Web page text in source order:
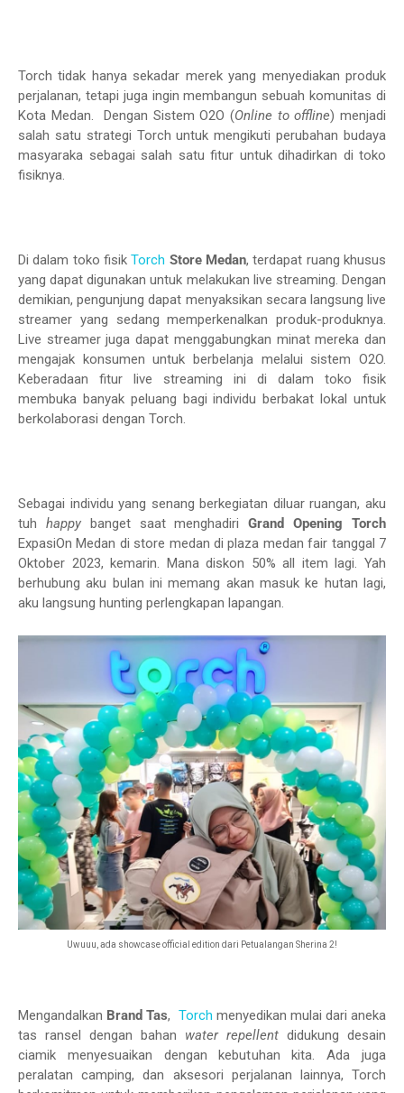
Torch tidak hanya sekadar merek yang menyediakan produk
perjalanan, tetapi juga ingin membangun sebuah komunitas di
Kota Medan. Dengan Sistem O2O (Online to offline) menjadi
salah satu strategi Torch untuk mengikuti perubahan budaya
masyaraka sebagai salah satu fitur untuk dihadirkan di toko
fisiknya.
Di dalam toko fisikTorch Store Medan, terdapat ruang khusus
yang dapat digunakan untuk melakukan live streaming. Dengan
demikian, pengunjung dapat menyaksikan secara langsung live
streamer yang sedang memperkenalkan produk-produknya.
Live streamer juga dapat menggabungkan minat mereka dan
mengajak konsumen untuk berbelanja melalui sistem O2O.
Keberadaan fitur live streaming ini di dalam toko fisik
membuka banyak peluang bagi individu berbakat lokal untuk
berkolaborasi dengan Torch.
Sebagai individu yang senang berkegiatan diluar ruangan, aku
tuh happybanget saat menghadiriGrand Opening Torch
ExpasiOn Medan di store medan di plaza medan fair tanggal 7
Oktober 2023, kemarin. Mana diskon 50% all item lagi. Yah
berhubung aku bulan ini memang akan masuk ke hutan lagi,
aku langsung hunting perlengkapan lapangan.
Uwuuu, ada showcase official edition dari Petualangan Sherina 2!
Mengandalkan Brand Tas, Torch menyedikan mulai dari aneka
tas ransel dengan bahan water repellent didukung desain
ciamik menyesuaikan dengan kebutuhan kita. Ada juga
peralatan camping, dan aksesori perjalanan lainnya, Torch